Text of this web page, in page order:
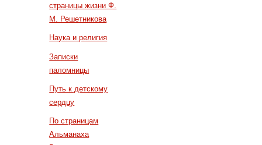
страницы жизни Ф.
М. Решетникова
Наука и религия
Записки
паломницы
Путь к детскому
сердцу
По страницам
Альманаха